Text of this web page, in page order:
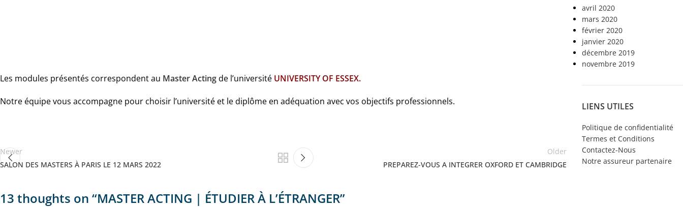
Les modules présentés correspondent au Master Actingde l’université UNIVERSITY OF ESSEX.
Notre équipe vous accompagne pour choisir l’université et le diplôme en adéquation avec vos objectifs professionnels.
Newer
SALON DES MASTERS À PARIS LE 12 MARS 2022
Older
PREPAREZ-VOUS A INTEGRER OXFORD ET CAMBRIDGE
13 thoughts on “MASTER ACTING | ÉTUDIER À L’ÉTRANGER”
avril 2020
mars 2020
février 2020
janvier 2020
décembre 2019
novembre 2019
LIENS UTILES
Politique de confidentialité
Termes et Conditions
Contactez-Nous
Notre assureur partenaire